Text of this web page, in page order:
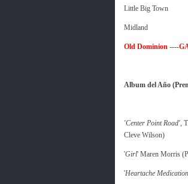
Little Big Town
Midland
Old Dominion ----
Album del Año
'Center Point Road',
Cleve Wilson)
'Girl' Maren Morris
'Heartache Medication